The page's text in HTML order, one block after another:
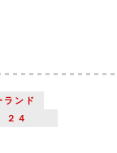
ランド
２４